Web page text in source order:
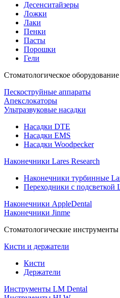
Десенситайзеры
Ложки
Лаки
Пенки
Пасты
Порошки
Гели
Стоматологическое оборудование
Пескоструйные аппараты
Апекслокаторы
Ультразвуковые насадки
Насадки DTE
Насадки EMS
Насадки Woodpecker
Наконечники Lares Research
Наконечники турбинные
Переходники с подсветкой
Наконечники AppleDental
Наконечники Jinme
Стоматологические инструменты
Кисти и держатели
Кисти
Держатели
Инструменты LM Dental